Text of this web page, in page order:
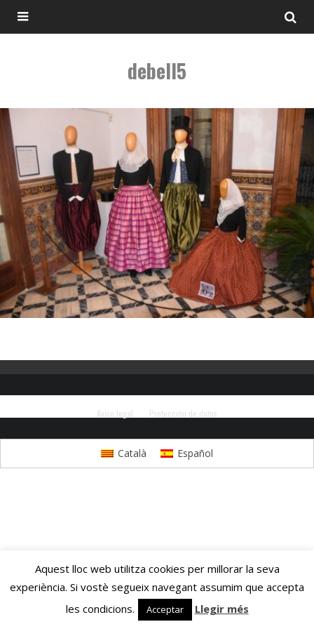
debell5
Aviso legal Protección de datos
Aquest lloc web utilitza cookies per millorar la seva
experiència. Si vostè segueix navegant assumim que accepta
les condicions.
Acceptar Llegir més
Català Español